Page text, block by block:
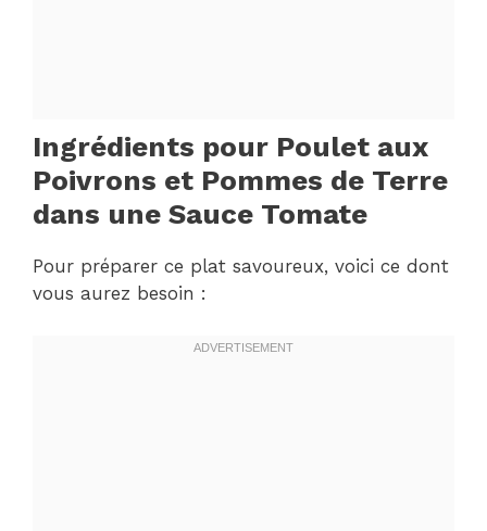
Ingrédients pour Poulet aux
Poivrons et Pommes de Terre
dans une Sauce Tomate
Pour préparer ce plat savoureux, voici ce dont
vous aurez besoin :